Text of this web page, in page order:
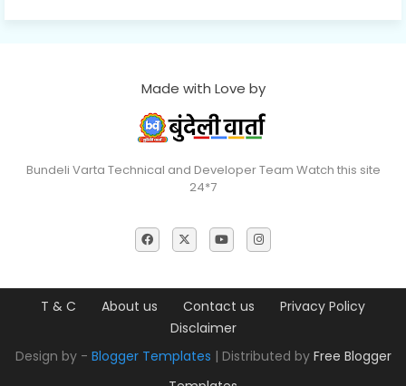
Made with Love by
Bundeli Varta Technical and Developer Team Watch this site
24*7
T & C About us Contact us
Privacy Policy
Disclaimer
Design by - Blogger Templates | Distributed by Free Blogger